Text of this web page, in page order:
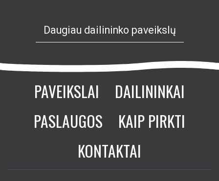
Daugiau dailininko paveikslų
PAVEIKSLAI
DAILININKAI
PASLAUGOS
KAIP PIRKTI
KONTAKTAI